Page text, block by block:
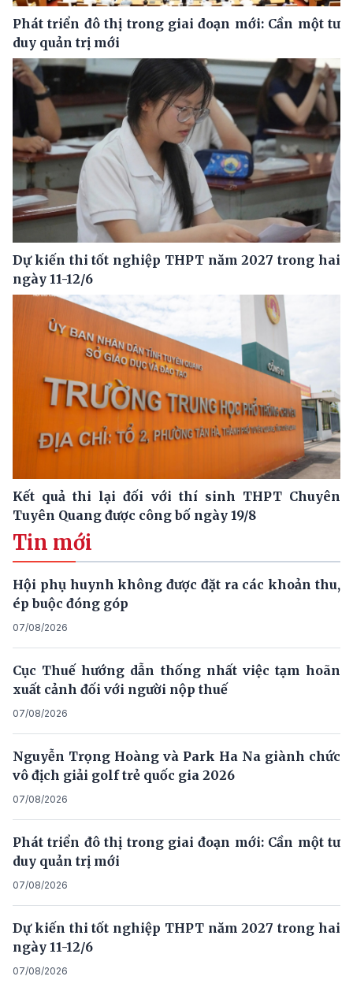
Phát triển đô thị trong giai đoạn mới: Cần một tư
duy quản trị mới
Dự kiến thi tốt nghiệp THPT năm 2027 trong hai
ngày 11-12/6
Kết quả thi lại đối với thí sinh THPT Chuyên
Tuyên Quang được công bố ngày 19/8
Tin mới
Hội phụ huynh không được đặt ra các khoản thu,
ép buộc đóng góp
07/08/2026
Cục Thuế hướng dẫn thống nhất việc tạm hoãn
xuất cảnh đối với người nộp thuế
07/08/2026
Nguyễn Trọng Hoàng và Park Ha Na giành chức
vô địch giải golf trẻ quốc gia 2026
07/08/2026
Phát triển đô thị trong giai đoạn mới: Cần một tư
duy quản trị mới
07/08/2026
Dự kiến thi tốt nghiệp THPT năm 2027 trong hai
ngày 11-12/6
07/08/2026